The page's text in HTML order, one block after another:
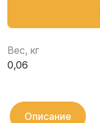
Вес, кг
0,06
Описание